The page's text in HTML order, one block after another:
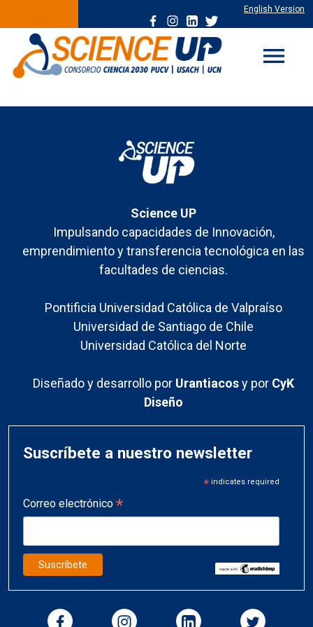
English Version
menu
Science UP
Impulsando capacidades de Innovación,
emprendimiento y transferencia tecnológica en las
facultades de ciencias.
Pontificia Universidad Católica de Valpraíso
Universidad de Santiago de Chile
Universidad Católica del Norte
Diseñado y desarrollo por Urantiacosy por CyK
Diseño
Suscríbete a nuestro newsletter
*indicates required
Correo electrónico *